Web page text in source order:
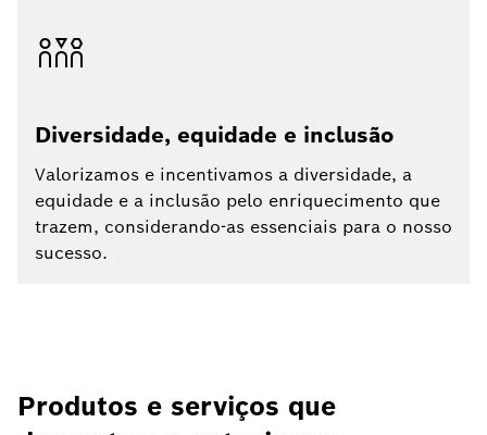
Diversidade, equidade e inclusão
Valorizamos e incentivamos a diversidade, a
equidade e a inclusão pelo enriquecimento que
trazem, considerando-as essenciais para o nosso
sucesso.
Produtos e serviços que